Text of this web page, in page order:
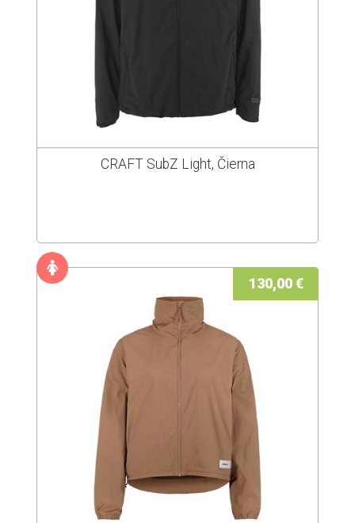
CRAFT SubZ Light, Čierna
130,00 €